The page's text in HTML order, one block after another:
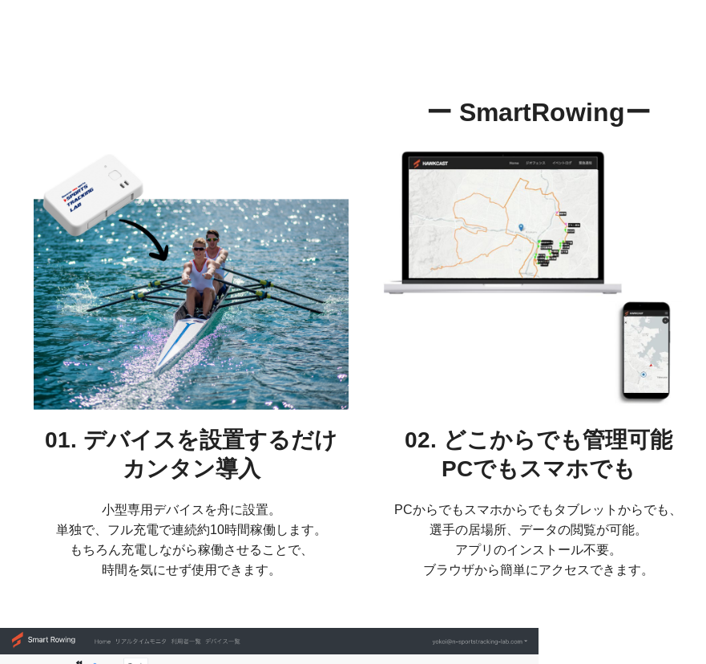
ー SmartRowingー
01. デバイスを設置するだけ
カンタン導入
小型専用デバイスを舟に設置。
単独で、フル充電で連続約10時間稼働します。
もちろん充電しながら稼働させることで、
時間を気にせず使用できます。
02. どこからでも管理可能
PCでもスマホでも
PCからでもスマホからでもタブレットからでも、
選手の居場所、データの閲覧が可能。
アプリのインストール不要。
ブラウザから簡単にアクセスできます。